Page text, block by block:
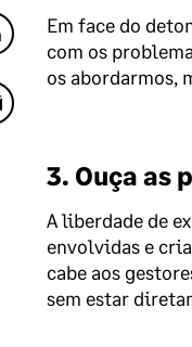
Em face do
com os
os abordarmos,
3. Ouça as
A liberdade de
envolvidas e
cabe aos
sem estar